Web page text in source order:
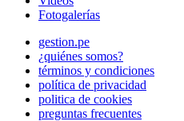
Fotogalerías
gestion.pe
¿quiénes somos?
términos y condiciones
política de privacidad
politica de cookies
preguntas frecuentes